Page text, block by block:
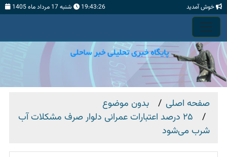
خوش آمدید 19:43:27 شنبه 17 مرداد ماه 1405
صفحه اصلی
بدون موضوع
۲۵ درصد اعتبارات عمرانی دلوار صرف مشکلات آب
شرب می‌شود